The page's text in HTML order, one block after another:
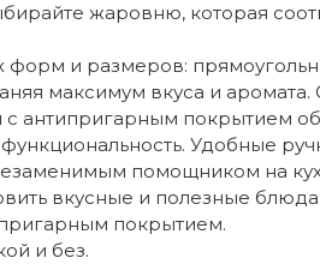
жаровню, которая
форм и размеров:
максимум вкуса и
покрытием
Удобные
помощником на
вкусные и полезные
покрытием.
и без.